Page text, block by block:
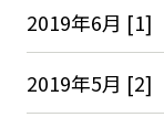
2019年6月 [1]
2019年5月 [2]